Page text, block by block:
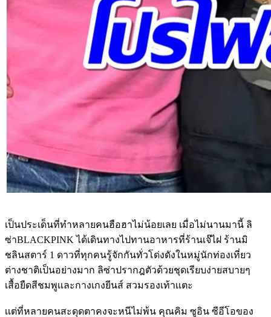
เป็นประเด็นที่ทำหลายคนฮือฮาไม่น้อยเลย เมื่อไม่นานมานี้ ลิ
ซ่าBLACKPINK ได้เดินทางไปทานอาหารที่ร้านเจ๊ไฝ ร้านมิ
ชลินสตาร์ 1 ดาวที่ทุกคนรู้จักกันทั่วโด่งดังในหมู่นักท่องเที่ยว
ต่างชาติเป็นอย่างมาก ลิซ่าปรากฎตัวด้วยชุดเรียบง่ายสบายๆ
เสื้อยืดสีชมพูเเละกางเกงยีนส์ สวมรองเท้าเเตะ
เเต่ที่หลายคนสะดุดตาคงจะหนีไม่พ้น คุณคิม ซูอิน ซีอีโอของ